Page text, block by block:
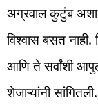
अग्रवाल कुटुंब अशा
विश्वास बसत
आणि ते सर्वांशी
शेजाऱ्यांनी सांगितली.